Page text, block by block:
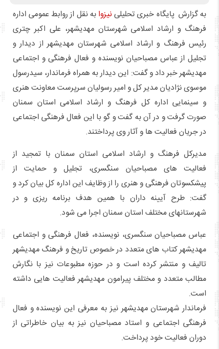
به گزارش پایگاه خبری تحلیلینیزوابه نقل از روابط عمومی اداره
فرهنگ و ارشاد اسلامی شهرستان مهدیشهر، علی اکبر چتری
رئیس فرهنگ و ارشاد اسلامی شهرستان مهدیشهر از دیدار و
تجلیل از عباس مصباحیان نویسنده و فعال فرهنگی و اجتماعی
مهدیشهر خبر داد و گفت: این دیدار به همراه فرماندار، سیدرسول
موسوی نژادیان مدیر کل و امیر رسولیان سرپرست معاونت هنری
و سینمایی اداره کل فرهنگ و ارشاد اسلامی استان سمنان
صورت گرفت و در آن به گفت و گو با این فعال فرهنگی اجتماعی
در جریان فعالیت ها و آثار وی پرداختند.
مدیرکل فرهنگ و ارشاد اسلامی استان سمنان با تمجید از
فعالیت های مصباحیان سنگسری، تجلیل و حمایت از
پیشکسوتان فرهنگی و هنری را از وظایف این اداره کل بیان کرد و
گفت: طرح آیینه داران با همین هدف برنامه ریزی و در
شهرستانهای مختلف استان سمنان اجرا می شود.
عباس مصباحیان سنگسری، نویسنده، فعال فرهنگی و اجتماعی
مهدیشهر کتاب های متعدد در خصوص تاریخ و فرهنگ مهدیشهر
تالیف و منتشر کرده است و در حوزه مطبوعات نیز با نگارش
مطالب متعدد و مختلف پیرامون مهدیشهر فعالیت هایی داشته
است.
فرماندار شهرستان مهدیشهر نیز به معرفی این نویسنده و فعال
فرهنگی اجتماعی و استاد مصباحیان نیز به بیان خاطراتی از
دوران فعالیت خود پرداخت.